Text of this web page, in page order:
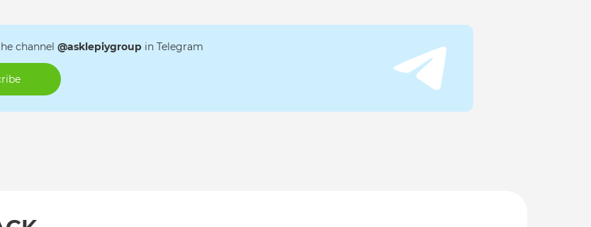
channel @asklepiygroupin Telegram